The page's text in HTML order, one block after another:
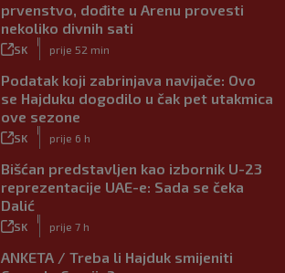
prvenstvo, dođite u Arenu provesti
nekoliko divnih sati
SK prije 52 min
Podatak koji zabrinjava navijače: Ovo
se Hajduku dogodilo u čak pet utakmica
ove sezone
SK prije 6 h
Bišćan predstavljen kao izbornik U-23
reprezentacije UAE-e: Sada se čeka
Dalić
SK prije 7 h
ANKETA / Treba li Hajduk smijeniti